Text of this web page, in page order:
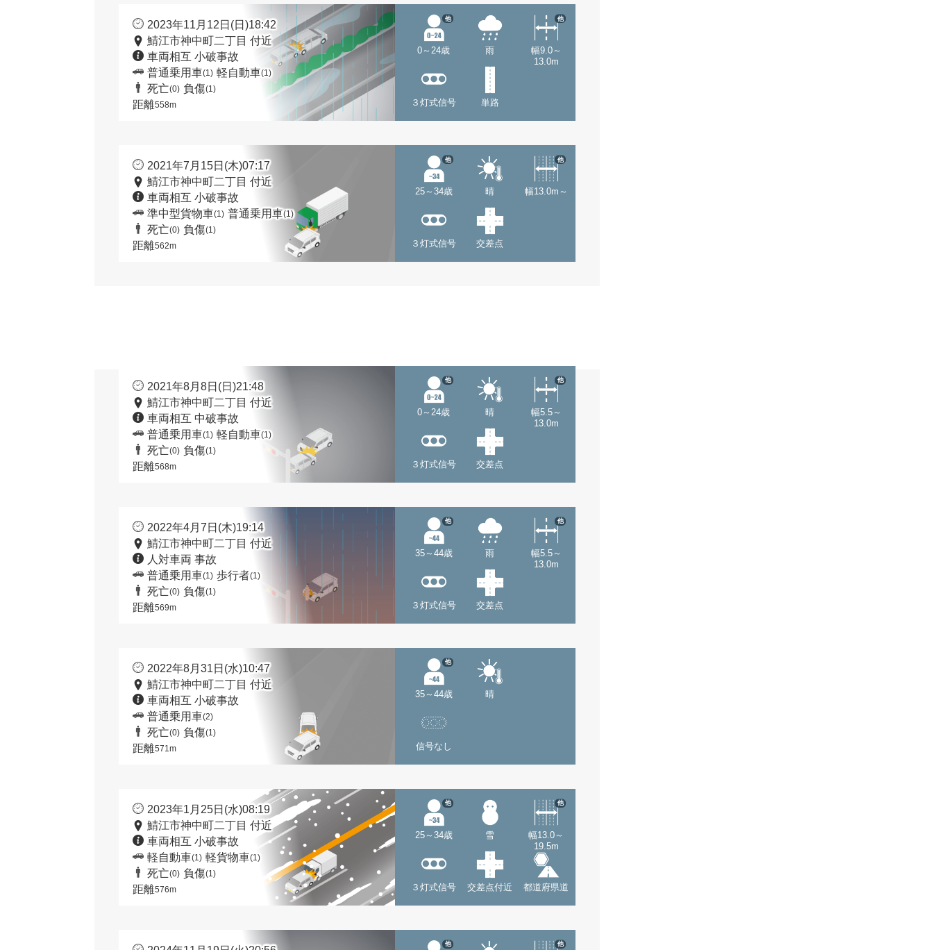
2023年11月12日(日)18:42
鯖江市神中町二丁目 付近
車両相互 小破事故
普通乗用車(1) 軽自動車(1)
死亡(0) 負傷(1)
距離558m
0～24歳
他
雨
幅9.0～
13.0m
他
３灯式信号 単路
2021年7月15日(木)07:17
鯖江市神中町二丁目 付近
車両相互 小破事故
準中型貨物車(1) 普通乗用車(1)
死亡(0) 負傷(1)
距離562m
25～34歳
他
晴 幅13.0m～
他
３灯式信号 交差点
2021年8月8日(日)21:48
鯖江市神中町二丁目 付近
車両相互 中破事故
普通乗用車(1) 軽自動車(1)
死亡(0) 負傷(1)
距離568m
0～24歳
他
晴
幅5.5～
13.0m
他
３灯式信号 交差点
2022年4月7日(木)19:14
鯖江市神中町二丁目 付近
人対車両 事故
普通乗用車(1) 歩行者(1)
死亡(0) 負傷(1)
距離569m
35～44歳
他
雨
幅5.5～
13.0m
他
３灯式信号 交差点
2022年8月31日(水)10:47
鯖江市神中町二丁目 付近
車両相互 小破事故
普通乗用車(2)
死亡(0) 負傷(1)
距離571m
35～44歳
他
晴
信号なし
2023年1月25日(水)08:19
鯖江市神中町二丁目 付近
車両相互 小破事故
軽自動車(1) 軽貨物車(1)
死亡(0) 負傷(1)
距離576m
25～34歳
他
雪
幅13.0～
19.5m
他
３灯式信号 交差点付近 都道府県道
他 他